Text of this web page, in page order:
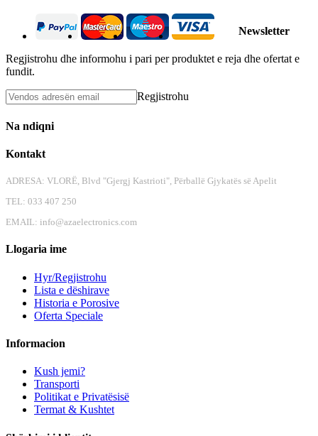
Newsletter
Regjistrohu dhe informohu i pari per produktet e reja dhe ofertat e
fundit.
Regjistrohu
Na ndiqni
Kontakt
ADRESA: VLORË, Blvd "Gjergj Kastrioti", Përballë Gjykatës së Apelit
TEL: 033 407 250
EMAIL: info@azaelectronics.com
Llogaria ime
Hyr/Regjistrohu
Lista e dëshirave
Historia e Porosive
Oferta Speciale
Informacion
Kush jemi?
Transporti
Politikat e Privatësisë
Termat & Kushtet